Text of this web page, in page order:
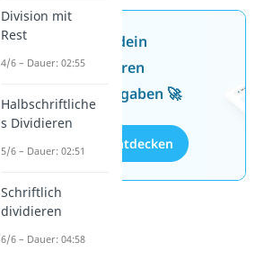
Jetzt neu: Teste dein
Wissen mit unseren
kostenlosen Aufgaben 🚀
Aufgaben entdecken
kgV und ggT
Division mit
Rest
4/6 – Dauer: 02:55
Halbschriftliche
s Dividieren
5/6 – Dauer: 02:51
Schriftlich
dividieren
6/6 – Dauer: 04:58